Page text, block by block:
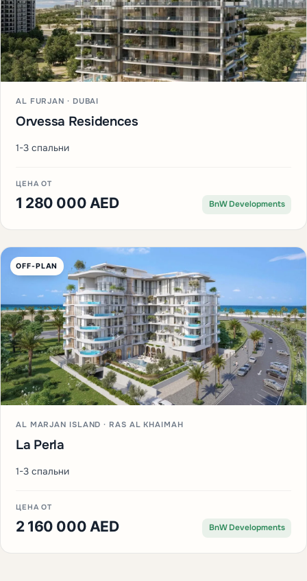
AL FURJAN · DUBAI
Orvessa Residences
1-3 спальни
ЦЕНА ОТ
1 280 000 AED BnW Developments
OFF-PLAN
AL MARJAN ISLAND · RAS AL KHAIMAH
La Perla
1-3 спальни
ЦЕНА ОТ
2 160 000 AED BnW Developments